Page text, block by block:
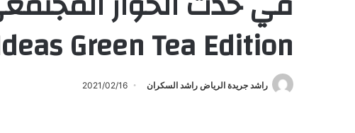
Green Tea Edition
راشد جريدة الرياض راشد السكران 2021/02/16